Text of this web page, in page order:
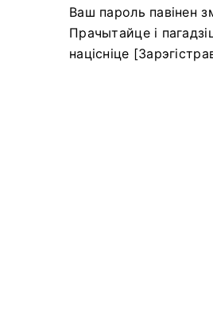
Ваш пароль павінен
Прачытайце і
націсніце